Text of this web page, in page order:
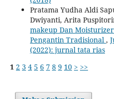
Pratama Yudha Aldi
Dwiyanti, Arita
makeup Dan
Pengantin Tradisional ,
(2022): jurnal tata rias
1 2 3 4 5 6 7 8 9 10 > >>